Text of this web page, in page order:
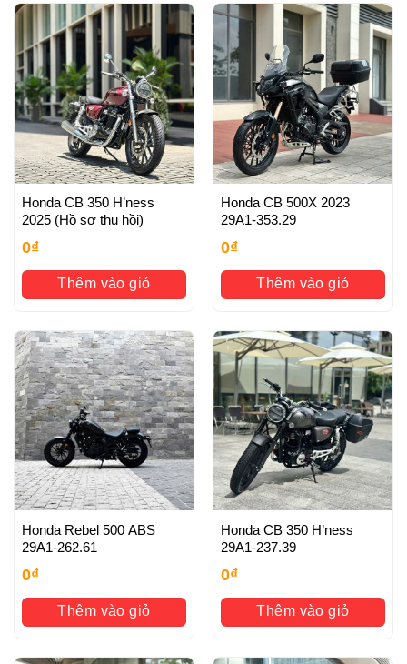
Honda CB 350 H’ness
2025 (Hồ sơ thu hồi)
0₫
Thêm vào giỏ
Honda CB 500X 2023
29A1-353.29
0₫
Thêm vào giỏ
Honda Rebel 500 ABS
29A1-262.61
0₫
Thêm vào giỏ
Honda CB 350 H’ness
29A1-237.39
0₫
Thêm vào giỏ